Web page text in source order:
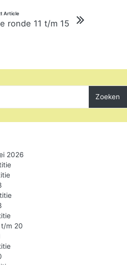
Article
ronde 11 t/m 15
2026
t/m 20